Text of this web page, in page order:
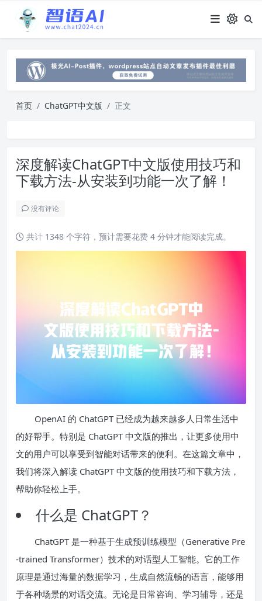
首页 ChatGPT中文版 正文
深度解读ChatGPT中文版使用技巧和
下载方法-从安装到功能一次了解！
没有评论
共计 1348 个字符，预计需要花费 4 分钟才能阅读完成。
OpenAI 的 ChatGPT 已经成为越来越多人日常生活中
的好帮手。特别是 ChatGPT 中文版的推出，让更多使用中
文的用户可以享受到智能对话带来的便利。在这篇文章中，
我们将深入解读 ChatGPT 中文版的使用技巧和下载方法，
帮助你轻松上手。
什么是 ChatGPT？
ChatGPT 是一种基于生成预训练模型（Generative Pre
-trained Transformer）技术的对话型人工智能。它的工作
原理是通过海量的数据学习，生成自然流畅的语言，能够用
于各种场景的对话交流。无论是日常咨询、学习辅导，还是